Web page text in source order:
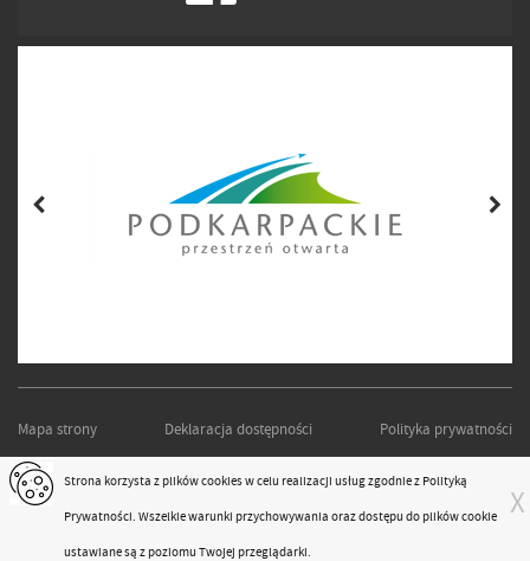
Mapa strony Deklaracja dostępności Polityka prywatności
PODKARPACKI ZARZĄD DRÓG WOJEWÓDZKICH W RZESZOWIE
Projekt i realizacja:
X
Strona korzysta z plikówcookiesw celu realizacji usług zgodnie z Polityką
Prywatności. Wszelkie warunki przychowywania oraz dostępu do plików cookie
ustawiane są z poziomu Twojej przeglądarki.